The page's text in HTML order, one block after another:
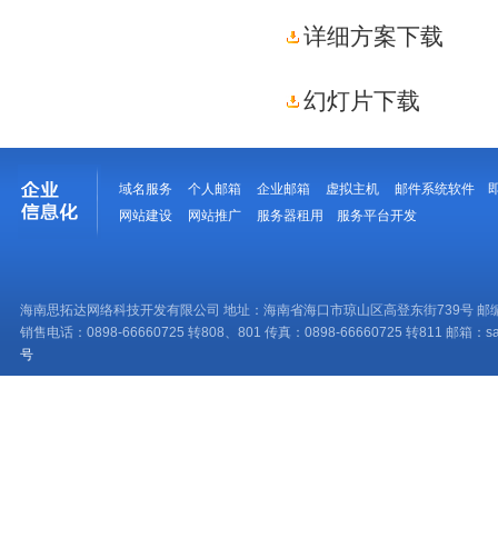
详细方案下载
幻灯片下载
域名服务 个人邮箱 企业邮箱 虚拟主机 邮件系统软件
网站建设
网站推广 服务器租用 服务平台开发
海南思拓达网络科技开发有限公司 地址：海南省海口市琼山区高登东街739号 邮
销售电话：0898-66660725 转808、801 传真：0898-66660725 转811 邮箱：
号